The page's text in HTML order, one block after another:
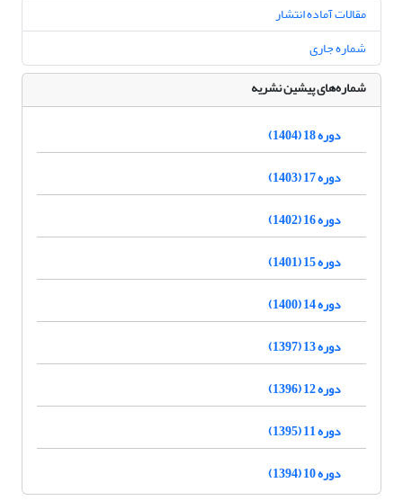
مقالات آماده انتشار
شماره جاری
شماره‌های پیشین نشریه
دوره 18 (1404)
دوره 17 (1403)
دوره 16 (1402)
دوره 15 (1401)
دوره 14 (1400)
دوره 13 (1397)
دوره 12 (1396)
دوره 11 (1395)
دوره 10 (1394)